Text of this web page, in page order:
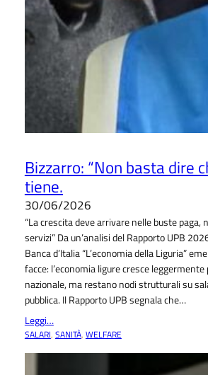
Bizzarro: “Non basta dire
tiene.
30/06/2026
“La crescita deve arrivare nelle buste paga,
servizi” Da un’analisi del Rapporto UPB
Banca d’Italia “L’economia della Liguria”
facce: l’economia ligure cresce
nazionale, ma restano nodi strutturali su
pubblica. Il Rapporto UPB segnala che…
Leggi…
SALARI, SANITÀ, WELFARE